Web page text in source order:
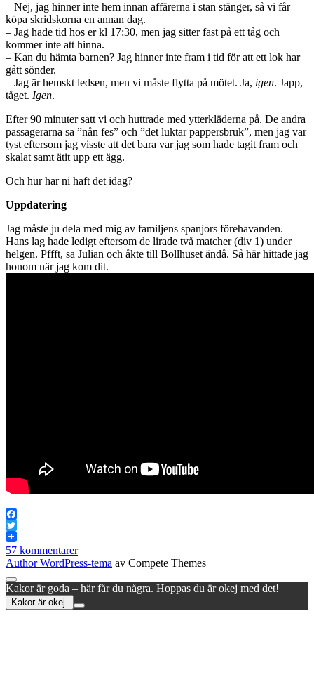
– Nej, jag hinner inte hem innan affärerna i stan stänger, så vi får
köpa skridskorna en annan dag.
– Jag hade tid hos er kl 17:30, men jag sitter fast på ett tåg och
kommer inte att hinna.
– Kan du hämta barnen? Jag hinner inte fram i tid för att ett lok har
gått sönder.
– Jag är hemskt ledsen, men vi måste flytta på mötet. Ja, igen. Japp,
tåget. Igen.
Efter 90 minuter satt vi och huttrade med ytterkläderna på. De andra
passagerarna sa ”nån fes” och ”det luktar pappersbruk”, men jag var
tyst eftersom jag visste att det bara var jag som hade tagit fram och
skalat samt ätit upp ett ägg.
Och hur har ni haft det idag?
Uppdatering
Jag måste ju dela med mig av familjens spanjors förehavanden.
Hans lag hade ledigt eftersom de lirade två matcher (div 1) under
helgen. Pffft, sa Julian och åkte till Bollhuset ändå. Så här hittade jag
honom när jag kom dit.
Facebook
Twitter
57 kommentarer
Author WordPress-tema av Compete Themes
Rulla
till
toppen
Kakor är goda – här får du några. Hoppas du är okej med det!
Kakor är okej.